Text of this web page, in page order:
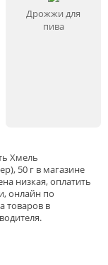
Дрожжи для
пива
Хмель
50 г в магазине
низкая, оплатить
онлайн по
товаров в